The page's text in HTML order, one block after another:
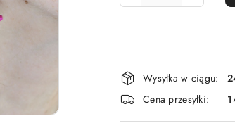
Dostępność
i
dostawa
Wysyłka w ciągu:
Cena przesyłki: